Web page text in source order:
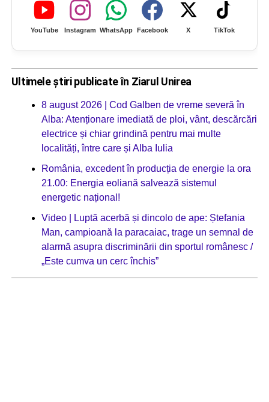
YouTube Instagram WhatsApp Facebook X TikTok
Ultimele știri publicate în Ziarul Unirea
8 august 2026 | Cod Galben de vreme severă în
Alba: Atenționare imediată de ploi, vânt, descărcări
electrice și chiar grindină pentru mai multe
localități, între care și Alba Iulia
România, excedent în producția de energie la ora
21.00: Energia eoliană salvează sistemul
energetic național!
Video | Luptă acerbă și dincolo de ape: Ștefania
Man, campioană la paracaiac, trage un semnal de
alarmă asupra discriminării din sportul românesc /
„Este cumva un cerc închis”